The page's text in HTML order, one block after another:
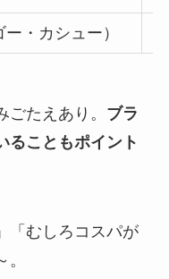
・カシュー）
たえあり。 ブラ
ることもポイント
「むしろコスパが